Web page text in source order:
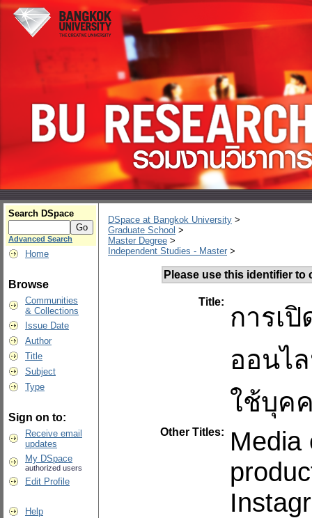
Search DSpace
Advanced Search
Home
Browse
Communities
& Collections
Issue Date
Author
Title
Subject
Type
Sign on to:
Receive email
updates
My DSpace
authorized users
Edit Profile
Help
DSpace at Bangkok University >
Graduate School >
Master Degree >
Independent Studies - Master >
Please use this identifier
Title:
การเ
ออนไ
ใช้บุค
Other Titles:
Media